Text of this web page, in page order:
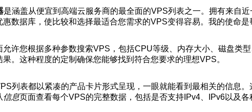
是涵盖从便宜到高端云服务商的最全面的VPS列表之一。拥有来自
惠数据库，使比较和选择最适合您需求的VPS变得容易。我的使命
允许您根据多种参数搜索VPS，包括CPU等级、内存大小、磁盘类
。这种程度的定制确保您能够找到符合您要求的理想VPS。
列表都以紧凑的产品卡片形式呈现，一眼就能看到最相关的信息
信息页面查看每个VPS的完整数据，包括是否支持IPv4、IPv6以及各